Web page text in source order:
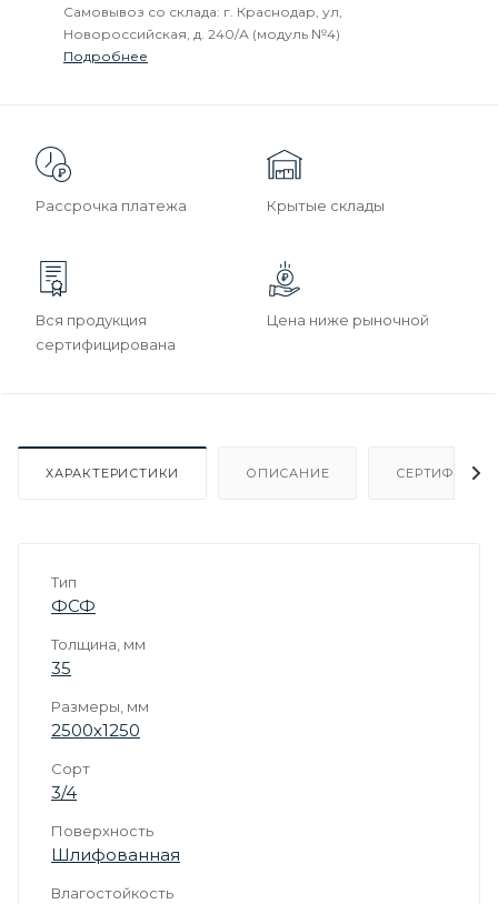
Самовывоз со склада: г. Краснодар, ул,
Новороссийская, д. 240/А (модуль №4)
Подробнее
Рассрочка платежа Крытые склады
Вся продукция
сертифицирована
Цена ниже рыночной
ХАРАКТЕРИСТИКИ ОПИСАНИЕ
Тип
ФСФ
Толщина, мм
35
Размеры, мм
2500х1250
Сорт
3/4
Поверхность
Шлифованная
Влагостойкость